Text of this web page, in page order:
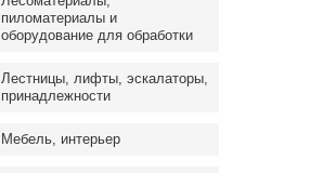
пиломатериалы и
оборудование для обработки
Лестницы, лифты, эскалаторы,
принадлежности
Мебель, интерьер